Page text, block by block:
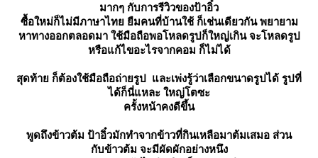
มากๆ กับการรีวิวของป้าอิ๋ว
ซื้อใหม่ก็ไม่มีภาษาไทย ยืมคนที่บ้านใช้ ก็เช่นเดียวกัน พยายาม
หาทางออกตลอดมา ใช้มือถือพอโหลดรูปก็ใหญ่เกิน จะโหลดรูป
หรือแก้ไขอะไรจากคอม ก็ไม่ได้
สุดท้าย ก็ต้องใช้มือถือถ่ายรูป และเพ่งรู้ว่าเลือกขนาดรูปได้ รูปที่
ได้ก็นี่แหละ ใหญ่โตซะ
ครั้งหน้าคงดีขึ้น
พูดถึงข้าวต้ม ป้าอิ๋วมักทำจากข้าวที่กินเหลือมาต้มเสมอ ส่วน
กับข้าวต้ม จะมีผัดผักอย่างหนึง